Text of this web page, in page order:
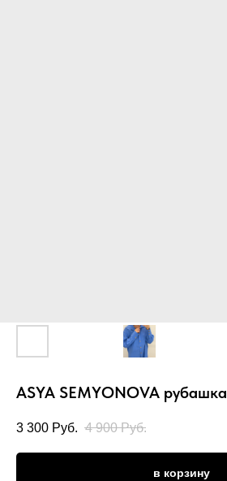
ASYA SEMYONOVA рубашка
3 300 Руб. 4 900 Руб.
в корзину